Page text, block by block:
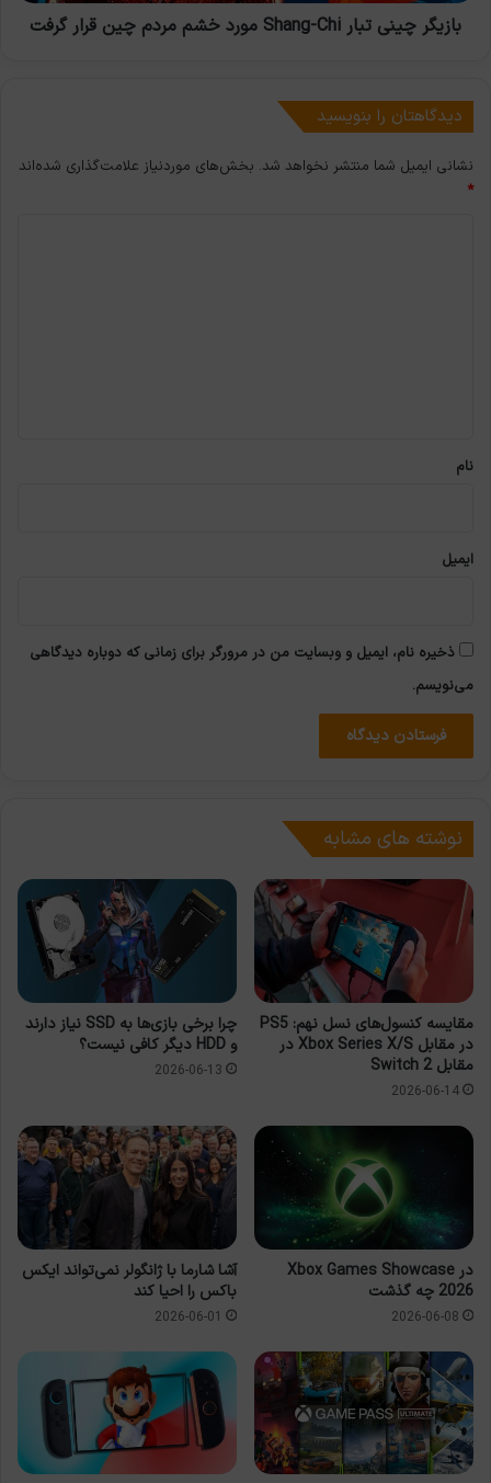
قراربازیگر چینی تبار Shang-Chi مورد خشم مردم چین قرار گرفت
دیدگاهتان را بنویسید
نشانی ایمیل شما منتشر نخواهد شد. بخش‌های موردنیاز علامت‌گذاری شده‌اند
*
نام
ایمیل
ذخیره نام، ایمیل و وبسایت من در مرورگر برای زمانی که دوباره دیدگاهی
می‌نویسم.
نوشته های مشابه
مقایسه کنسول‌های نسل نهم: PS5
در مقابل Xbox Series X/S در
مقابل Switch 2
2026-06-14
چرا برخی بازی‌ها به SSD نیاز دارند
و HDD دیگر کافی نیست؟
2026-06-13
در Xbox Games Showcase
2026 چه گذشت
2026-06-08
آشا شارما با ژانگولر نمی‌تواند ایکس
باکس را احیا کند
2026-06-01